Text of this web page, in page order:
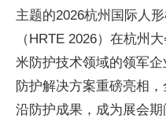
主题的2026杭州国际人
（HRTE 2026）在杭州
米防护技术领域的领军
防护解决方案重磅亮相
沿防护成果，成为展会期